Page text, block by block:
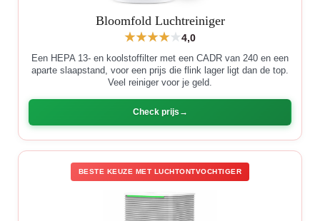
Bloomfold Luchtreiniger
4,0
Een HEPA 13- en koolstoffilter met een CADR van 240 en een
aparte slaapstand, voor een prijs die flink lager ligt dan de top.
Veel reiniger voor je geld.
Check prijs
BESTE KEUZE MET LUCHTONTVOCHTIGER